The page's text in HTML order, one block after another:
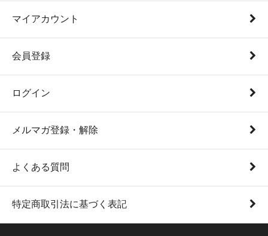
マイアカウント
会員登録
ログイン
メルマガ登録・解除
よくある質問
特定商取引法に基づく表記